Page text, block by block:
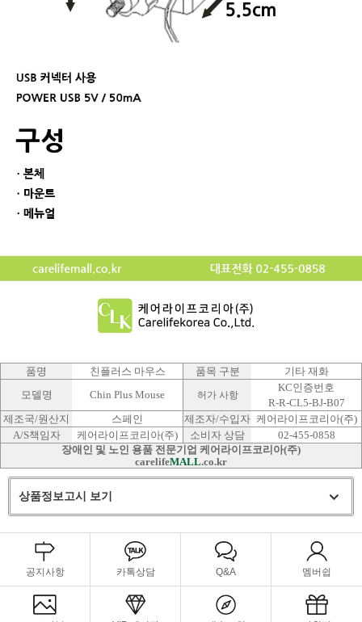
품명 친플러스 마우스 품목 구분
기타 재화
모델명
Chin Plus Mouse 허가 사항
KC인증번호
R-R-CL5-BJ-B07
제조국/원산지
스페인 제조자/수입자 케어라이프코리아(주)
A/S책임자
케어라이프코리아(주) 소비자 상담
02-455-0858
장애인 및 노인 용품 전문기업 케어라이프코리아(주)
carelifeMALL.co.kr
상품정보고시 보기
공지사항 카톡상담 Q&A 멤버쉽